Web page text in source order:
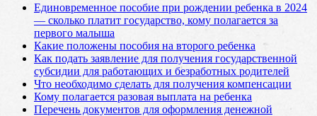
Единовременное пособие при рождении ребенка в 2024
— сколько платит государство, кому полагается за
первого малыша
Какие положены пособия на второго ребенка
Как подать заявление для получения государственной
субсидии для работающих и безработных родителей
Что необходимо сделать для получения компенсации
Кому полагается разовая выплата на ребенка
Перечень документов для оформления денежной